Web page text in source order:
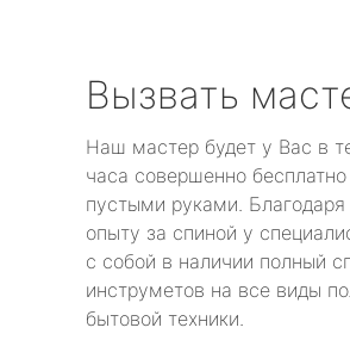
Вызвать
Наш мастер будет у Вас в
часа совершенно
пустыми руками.
опыту за спиной у
с собой в наличии полный
инструметов на все виды
бытовой техники.